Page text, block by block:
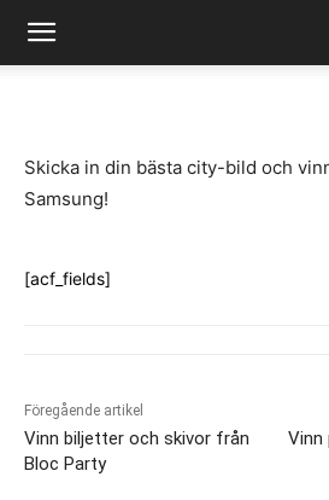
Skicka in din bästa city-bild och
Samsung!
[acf_fields]
Föregående artikel
Vinn biljetter och skivor från
Bloc Party